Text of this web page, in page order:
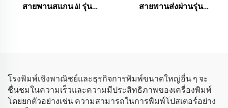
สายพานสแกน AI รุ่น
สายพานส่งผ่านรุ่น
โรงพิมพ์เชิงพาณิชย์และธุรกิจการพิมพ์ขนาดใหญ่อื่น ๆ จะ
ชื่นชมในความเร็วและความมีประสิทธิภาพของเครื่องพิมพ์
โดยยกตัวอย่างเช่น ความสามารถในการพิมพ์โปสเตอร์อย่าง